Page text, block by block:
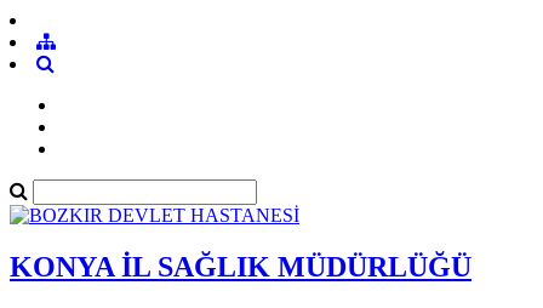
KONYA İL SAĞLIK MÜDÜRLÜĞÜ